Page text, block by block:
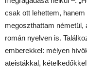
csak ott lehettem,
megoszthattam németül,
román nyelven is.
emberekkel: mélyen
ateistákkal,